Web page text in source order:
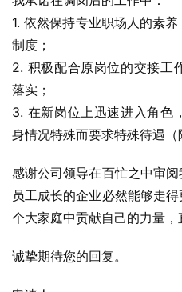
1. 依然保持专业职场人的素
制度；
2. 积极配合原岗位的交接工
落实；
3. 在新岗位上迅速进入角色
身情况特殊而要求特殊待遇（
感谢公司领导在百忙之中审
员工成长的企业必然能够走
个大家庭中贡献自己的力量，
诚挚期待您的回复。